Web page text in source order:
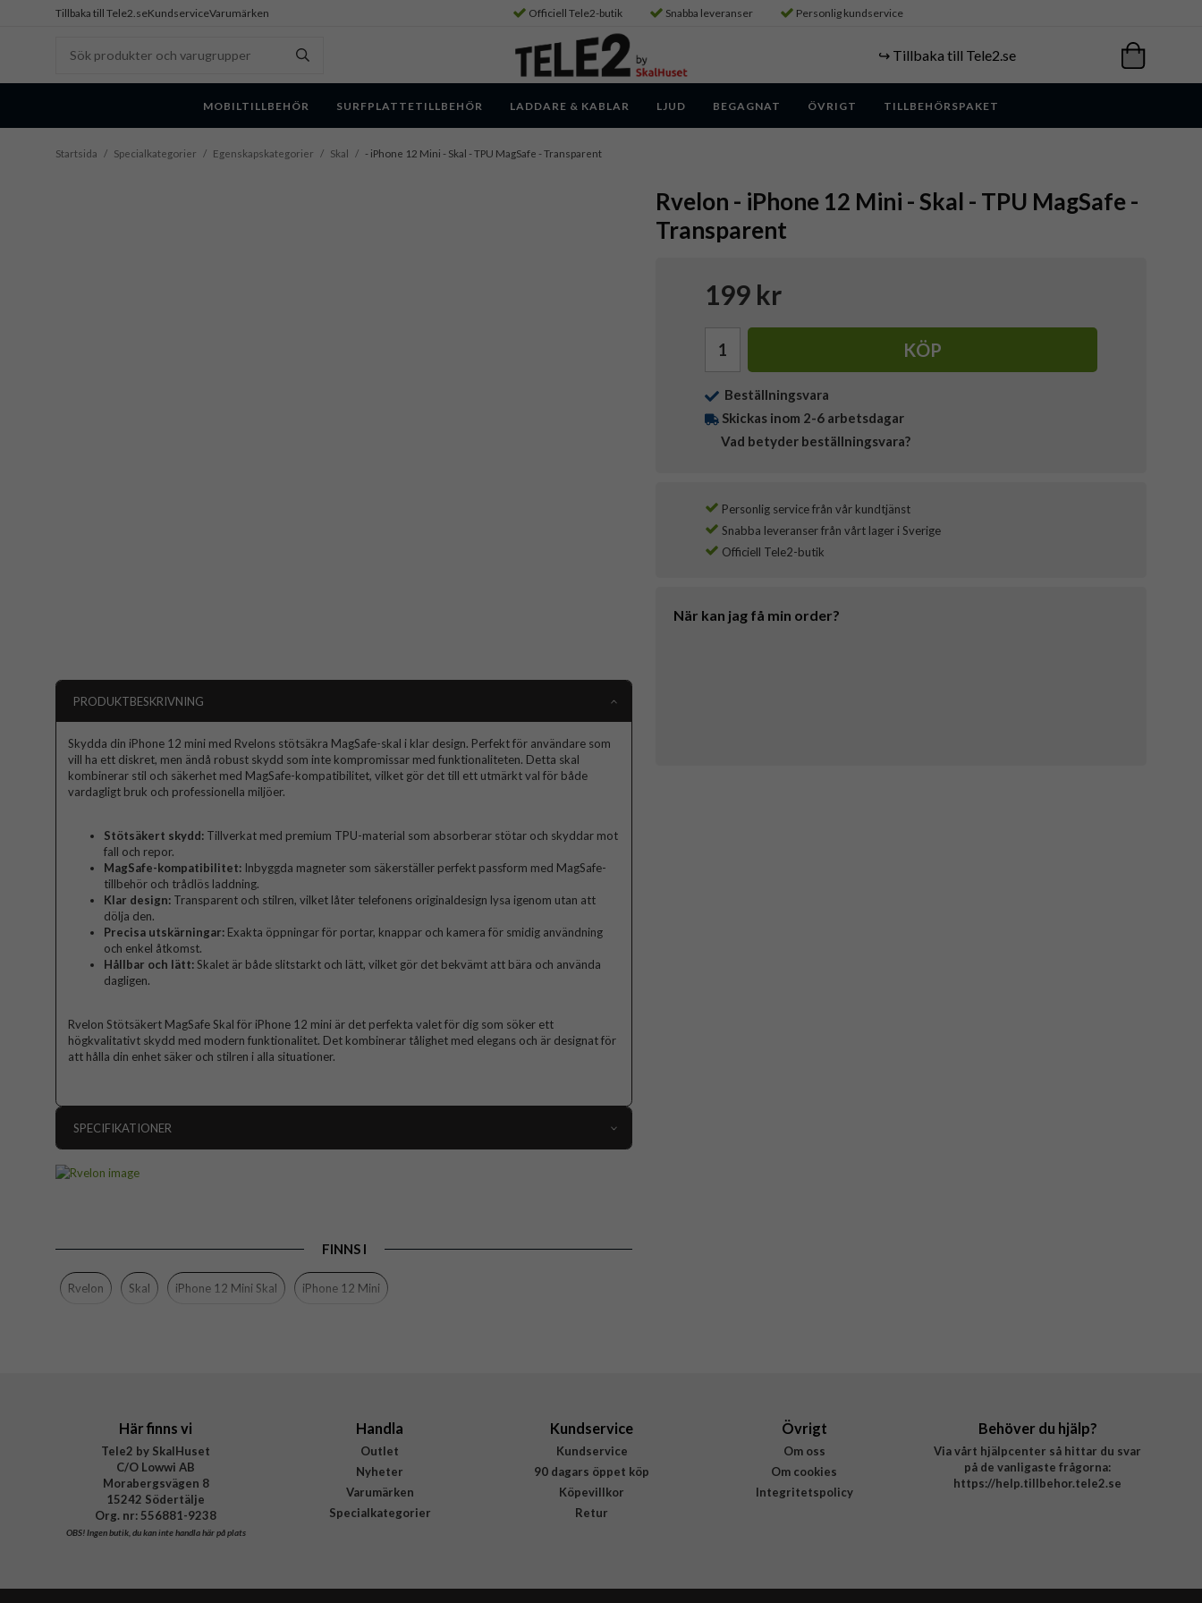
Tillbaka till Tele2.seKundserviceVarumärken Officiell Tele2-butik Snabba leveranser Personlig kundservice
↪️ Tillbaka till Tele2.se
MOBILTILLBEHÖR SURFPLATTETILLBEHÖR LADDARE & KABLAR LJUD BEGAGNAT ÖVRIGT TILLBEHÖRSPAKET
Startsida / Specialkategorier / Egenskapskategorier / Skal / - iPhone 12 Mini - Skal - TPU MagSafe - Transparent
Rvelon - iPhone 12 Mini - Skal - TPU MagSafe -
Transparent
199 kr
KÖP
Beställningsvara
Skickas inom 2-6 arbetsdagar
Vad betyder beställningsvara?
Personlig service från vår kundtjänst
Snabba leveranser från vårt lager i Sverige
Officiell Tele2-butik
När kan jag få min order?
PRODUKTBESKRIVNING
Skydda din iPhone 12 mini med Rvelons stötsäkra MagSafe-skal i klar design. Perfekt för användare som
vill ha ett diskret, men ändå robust skydd som inte kompromissar med funktionaliteten. Detta skal
kombinerar stil och säkerhet med MagSafe-kompatibilitet, vilket gör det till ett utmärkt val för både
vardagligt bruk och professionella miljöer.
Stötsäkert skydd: Tillverkat med premium TPU-material som absorberar stötar och skyddar mot
fall och repor.
MagSafe-kompatibilitet: Inbyggda magneter som säkerställer perfekt passform med MagSafe-
tillbehör och trådlös laddning.
Klar design: Transparent och stilren, vilket låter telefonens originaldesign lysa igenom utan att
dölja den.
Precisa utskärningar: Exakta öppningar för portar, knappar och kamera för smidig användning
och enkel åtkomst.
Hållbar och lätt:Skalet är både slitstarkt och lätt, vilket gör det bekvämt att bära och använda
dagligen.
Rvelon Stötsäkert MagSafe Skal för iPhone 12 mini är det perfekta valet för dig som söker ett
högkvalitativt skydd med modern funktionalitet. Det kombinerar tålighet med elegans och är designat för
att hålla din enhet säker och stilren i alla situationer.
SPECIFIKATIONER
Egenskaper
MagSafe-kompatibel, Stöttålig
Färg
FINNS I
Rvelon Skal iPhone 12 Mini Skal iPhone 12 Mini
Här finns vi
Tele2 by SkalHuset
C/O Lowwi AB
Morabergsvägen 8
15242 Södertälje
Org. nr: 556881-9238
OBS!Ingen butik, du kan inte handla här på plats
Handla
Outlet
Nyheter
Varumärken
Specialkategorier
Kundservice
Kundservice
90 dagars öppet köp
Köpevillkor
Retur
Övrigt
Om oss
Om cookies
Integritetspolicy
Behöver du hjälp?
Via vårt hjälpcenter så hittar du svar
på de vanligaste frågorna:
https://help.tillbehor.tele2.se